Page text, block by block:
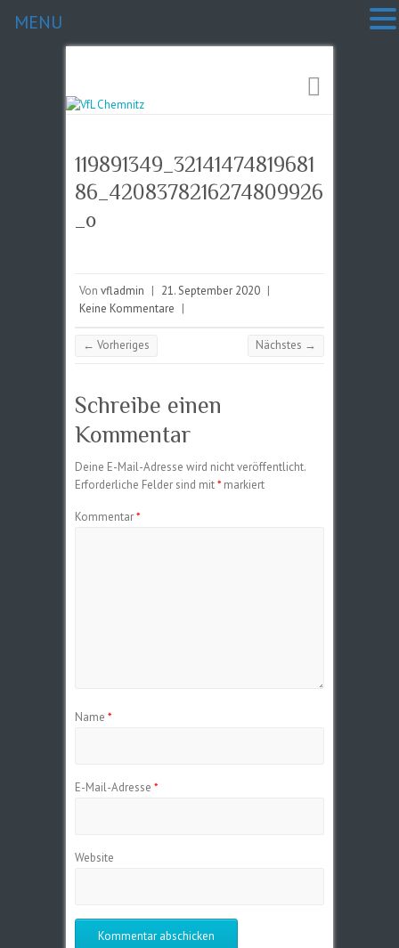
119891349_32141474819681
86_4208378216274809926
_o
Von vfladmin | 21. September 2020 |
Keine Kommentare |
← Vorheriges Nächstes →
Schreibe einen
Kommentar
Deine E-Mail-Adresse wird nicht veröffentlicht.
Erforderliche Felder sind mit* markiert
Kommentar*
Name *
E-Mail-Adresse *
Website
MENU